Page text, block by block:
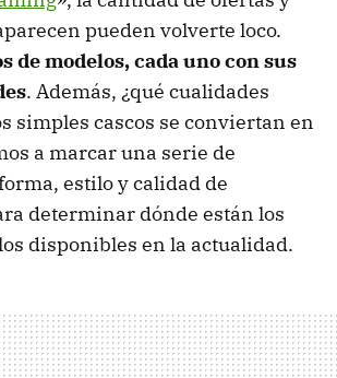
pueden volverte loco.
de modelos, cada uno con sus
. Además, ¿qué cualidades
simples cascos se conviertan en
a marcar una serie de
estilo y calidad de
determinar dónde están los
disponibles en la actualidad.